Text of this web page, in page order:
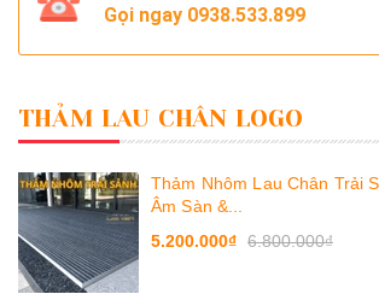
Gọi ngay 0938.533.899
THẢM LAU CHÂN LOGO
Thảm Nhôm Lau Chân Trải
Âm Sàn &...
5.200.000₫ 6.800.000₫